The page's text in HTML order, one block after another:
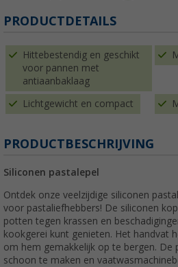
PRODUCTDETAILS
Hittebestendig en geschikt
voor pannen met
antiaanbaklaag
Lichtgewicht en compact
PRODUCTBESCHRIJVING
Siliconen pastalepel
Ontdek onze veelzijdige siliconen
voor pastaliefhebbers! De siliconen
potten tegen krassen en
kookgerei kunt genieten. Het handvat
om hem gemakkelijk op te bergen. De
schoon te maken en